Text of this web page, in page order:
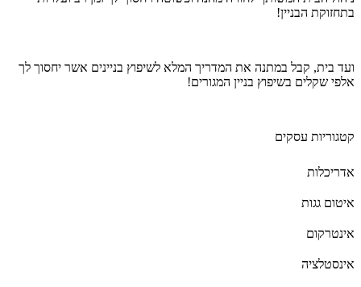
בתחזוקת הבניין!
ועד בית, קבל במתנה את המדריך המלא לשיפוץ בניינים אשר יחסוך לך
אלפי שקלים בשיפוץ בניין המגורים!
קטגוריות עסקים
אדריכלות
איטום גגות
אינטרקום
אינסטלציה